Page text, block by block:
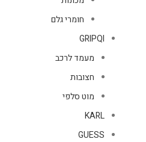
חומרי גלם
GRIPQI
מעמד לרכב
חצובות
מוט סלפי
KARL
GUESS